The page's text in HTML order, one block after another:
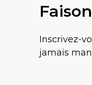
Inscrivez-
jamais